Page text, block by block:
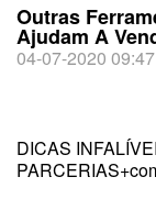
Outras
Ajudam A
04-07-2020 09:47
DICAS